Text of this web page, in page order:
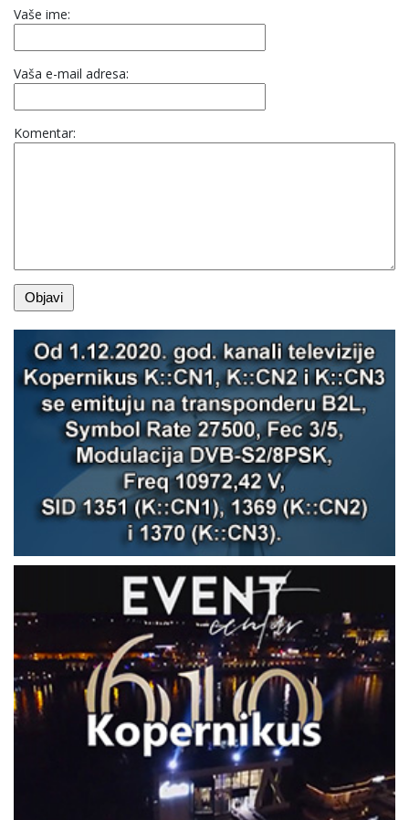
Vaše ime:
Vaša e-mail adresa:
Komentar: